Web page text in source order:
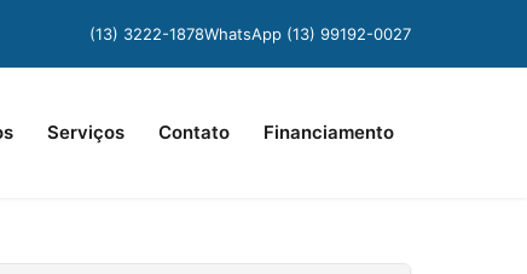
(13) 3222-1878WhatsApp (13) 99192-0027
Serviços Contato Financiamento